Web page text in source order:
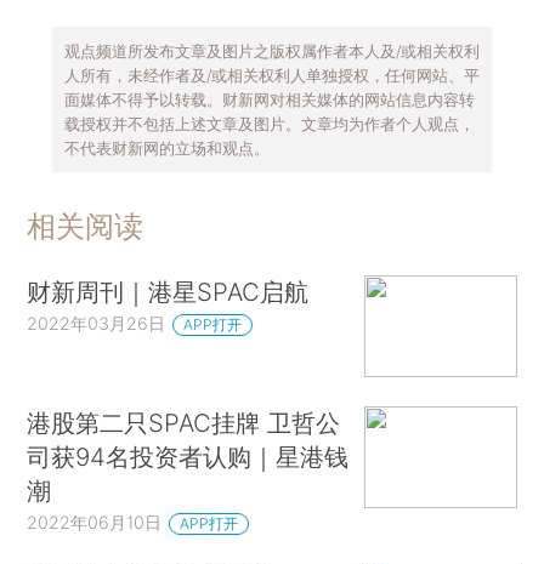
观点频道所发布文章及图片之版权属作者本人及/或相关权利
人所有，未经作者及/或相关权利人单独授权，任何网站、平
面媒体不得予以转载。财新网对相关媒体的网站信息内容转
载授权并不包括上述文章及图片。文章均为作者个人观点，
不代表财新网的立场和观点。
相关阅读
财新周刊｜港星SPAC启航
2022年03月26日 APP打开
港股第二只SPAC挂牌 卫哲公
司获94名投资者认购｜星港钱
潮
2022年06月10日 APP打开